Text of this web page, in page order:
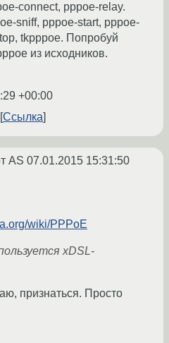
connect, pppoe-relay.
sniff, pppoe-start, pppoe-
tkpppoe. Попробуй
из исходников.
+00:00
Ссылка
AS 07.01.2015 15:31:50
wiki/PPPoE
xDSL-
признаться. Просто